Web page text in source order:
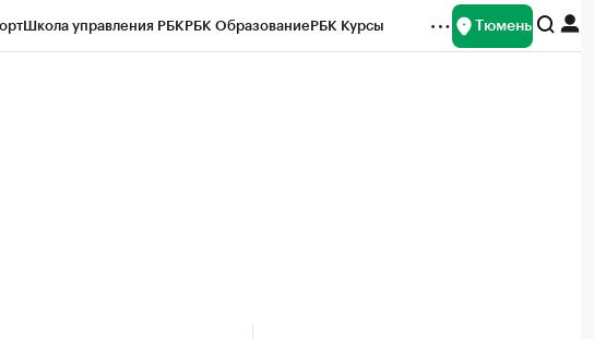
Школа управления РБКРБК ОбразованиеРБК Курсы Тюмень